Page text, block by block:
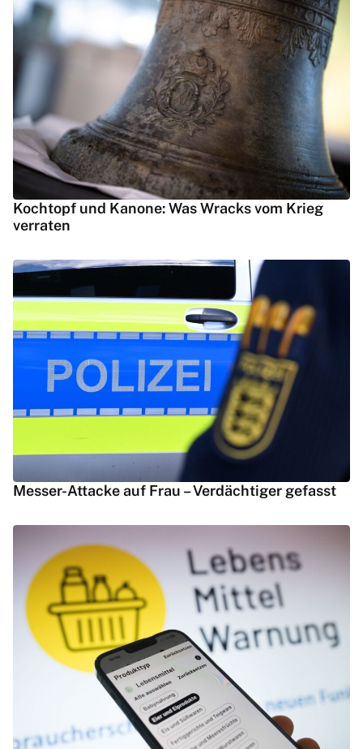
Kochtopf und Kanone: Was Wracks vom Krieg
verraten
Messer-Attacke auf Frau – Verdächtiger gefasst